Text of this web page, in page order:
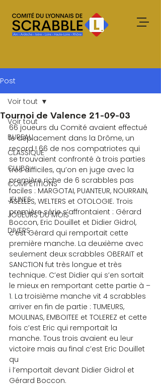
Post
Voir tout
BUREAU
CLASSIQUE
CLUBS
COMPETITIONS
JEUNES
JOUEURS DU MOIS
DIVERS
Voir tout
Tournoi de Valence 21-09-03
66 joueurs du Comité avaient effectué
le déplacement dans la Drôme, un
record ! 66 de nos compatriotes qui
se trouvaient confronté à trois parties
très difficiles, qu’on en juge avec la
première riche de 6 scrabbles pas
faciles : MARGOTAI, PUANTEUR, NOURRAIN,
ASELLES, WELTERS et OTOLOGIE. Trois
première série s’affrontaient : Gérard
Boccon, Eric Douillet et Didier Gidrol,
c’est Gérard qui remportait cette
première manche. La deuxième avec
seulement deux scrabbles OBERAIT et
SANCTION fut très longue et très
technique. C’est Didier qui s’en sortait
le mieux en remportant cette partie à –
1. La troisième manche vit 4 scrabbles
arriver en fin de partie : TUMEURS,
MOULINAS, EMBOITEE et TOLEREZ et cette
fois c’est Eric qui remportait la
manche. Tous trois avaient eu leur
victoire mais au final c’est Eric Douillet
qu
i l’emportait devant Didier Gidrol et
Gérard Boccon.